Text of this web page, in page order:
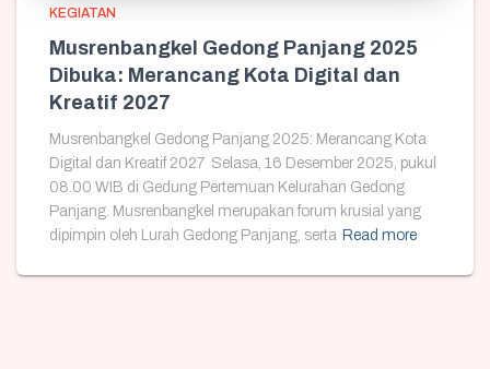
KEGIATAN
Musrenbangkel Gedong Panjang 2025
Dibuka: Merancang Kota Digital dan
Kreatif 2027
Musrenbangkel Gedong Panjang 2025: Merancang Kota
Digital dan Kreatif 2027 Selasa, 16 Desember 2025, pukul
08.00 WIB di Gedung Pertemuan Kelurahan Gedong
Panjang. Musrenbangkel merupakan forum krusial yang
dipimpin oleh Lurah Gedong Panjang, serta Read more